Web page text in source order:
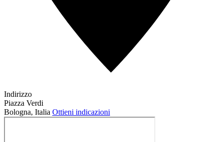
Indirizzo
Piazza Verdi
Bologna, Italia Ottieni indicazioni